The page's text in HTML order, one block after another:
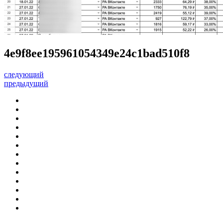
4e9f8ee195961054349e24c1bad510f8
следующий
предыдущий